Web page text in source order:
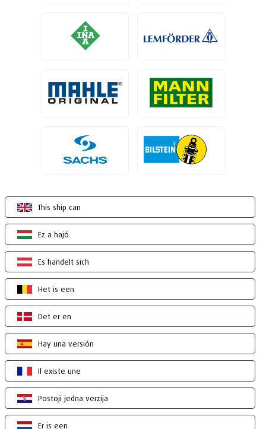
This ship can
Ez a hajó
Es handelt sich
Het is een
Det er en
Hay una versión
Il existe une
Postoji jedna verzija
Er is een